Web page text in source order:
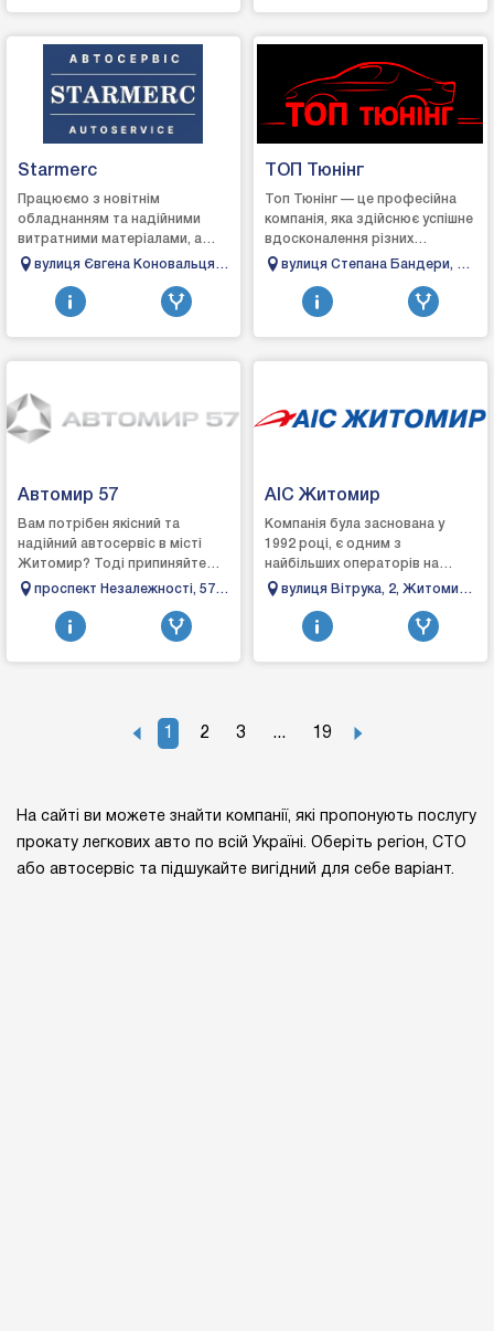
Starmerc
Працюємо з новітнім
обладнанням та надійними
витратними матеріалами, а
також кращими запчастинами,
відмінного результату...
вулиця Євгена Коновальця,
148б, Івано-Франківськ,
Івано-Франківська область
ТОП Тюнінг
Топ Тюнінг — це професійна
компанія, яка здійснює успішне
вдосконалення різних
автомобілів, щоб
вибагливих клієнтів. ...
вулиця Степана Бандери, 62,
Івано-Франківськ, Івано-
Франківська область
Автомир 57
Вам потрібен якісний та
надійний автосервіс в місті
Житомир? Тоді припиняйте
пошуки бо ви його
сервіс з обслуговування та р...
проспект Незалежності, 57,
Житомир, Житомирська
область
АІС Житомир
Компанія була заснована у
1992 році, є одним з
найбільших операторів на
ринку транспортних
діяльності - продаж та
сервісне...
вулиця Вітрука, 2, Житомир,
Житомирська область
1 2 3 ... 19
На сайті ви можете знайти компанії, які пропонують послугу
прокату легкових авто по всій Україні. Оберіть регіон, СТО
або автосервіс та підшукайте вигідний для себе варіант.